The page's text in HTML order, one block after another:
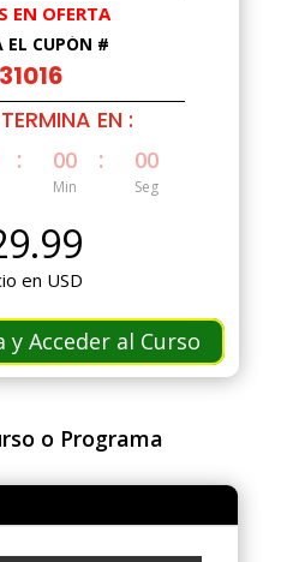
EN OFERTA
EL CUPÓN #
EN :
: 00
Min
: 00
Seg
en USD
Acceder al Curso
o Programa